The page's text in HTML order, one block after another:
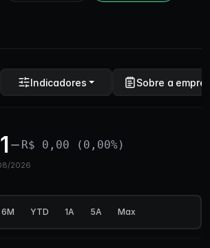
Indicadores Sobre a
R$ 0,00 (0,00%)
2026
6M YTD 1A 5A Max